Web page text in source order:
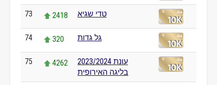
73 2418 טדי שגיא
74 320 גל גדות
75 4262
עונת 2023/2024
בליגה האירופית